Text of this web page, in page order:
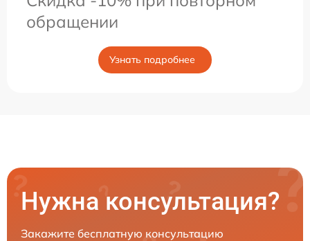
обращении
Узнать подробнее
Нужна консультация?
Закажите бесплатную консультацию